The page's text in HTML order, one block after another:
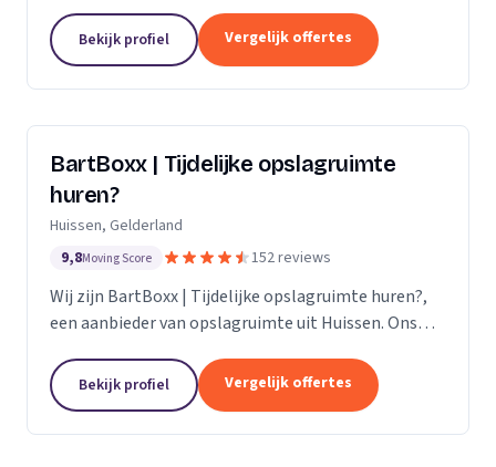
Bekijk profiel Vergelijk offertes
BartBoxx | Tijdelijke opslagruimte
huren?
Huissen, Gelderland
9,8Moving Score 152 reviews
Wij zijn BartBoxx | Tijdelijke opslagruimte huren?,
een aanbieder van opslagruimte uit Huissen. Ons
Bekijk profiel Vergelijk offertes